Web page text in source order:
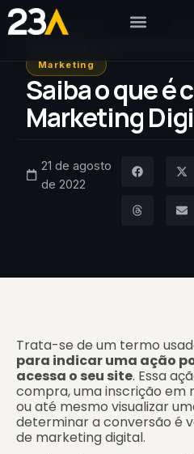
Marketing
Saiba o que é
Marketing
21 de agosto
de 2022
Trata-se de um termo
para indicar uma ação
acessa o seu site. Essa
compra, uma inscrição
ou até mesmo visualizar
determinar a conversão é
de marketing digital.